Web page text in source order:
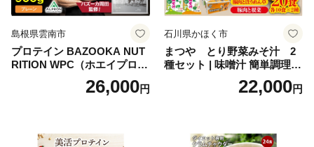
島根県雲南市
プロテイン BAZOOKA NUT
RITION WPC（ホエイプロテ
イン）＜プレーン＞ 900g｜
バズーカ岡田監修・植物由来
ロン [AIEN005]
26,000円
石川県かほく市
まつや とり野菜みそ汁 2
種セット | 味噌汁 簡単調理
お味噌 おみそ みそ とり野菜
時短料理 時短ごはん ご当地
22,000円